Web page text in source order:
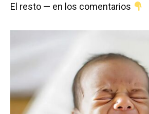
El resto — en los comentarios